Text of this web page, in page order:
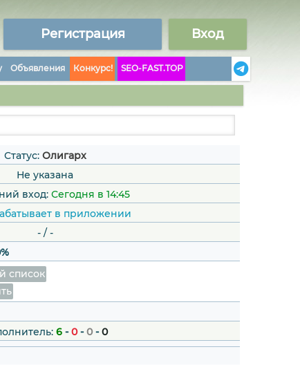
Регистрация Вход
Объявления Конкурс! SEO-FAST.TOP
Статус: Олигарх
Не указана
вход: Сегодня в 14:45
в приложении
-/ -
список
6 -0-0-0